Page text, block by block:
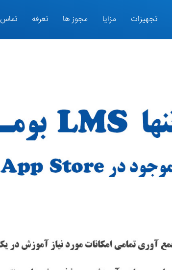
تجهیزات مزایا مجوز ها تعرفه تماس